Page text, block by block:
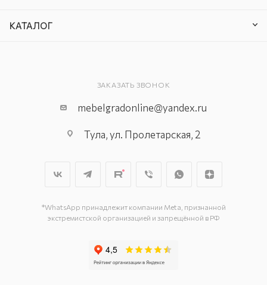
КАТАЛОГ
ЗАКАЗАТЬ ЗВОНОК
mebelgradonline@yandex.ru
Тула, ул. Пролетарская, 2
*WhatsApp принадлежит компании Meta, признанной
экстремистской организацией и запрещённой в РФ